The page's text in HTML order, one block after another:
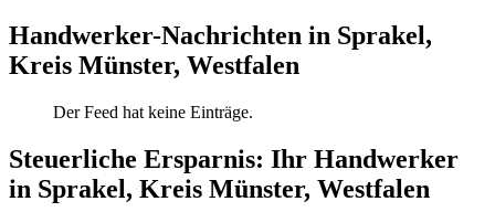
Handwerker-Nachrichten in Sprakel,
Kreis Münster, Westfalen
Der Feed hat keine Einträge.
Steuerliche Ersparnis: Ihr Handwerker
in Sprakel, Kreis Münster, Westfalen